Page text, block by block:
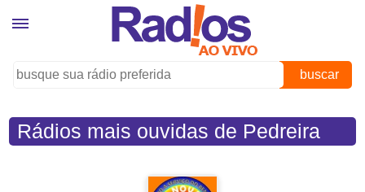
buscar
Rádios mais ouvidas de Pedreira